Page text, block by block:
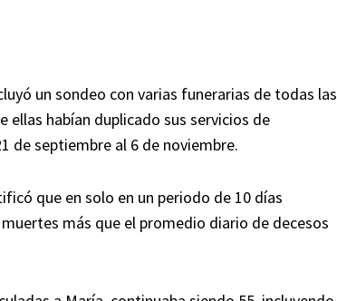
un sondeo con varias funerarias de todas las
ellas habían duplicado sus servicios de
de septiembre al 6 de noviembre.
que en solo en un periodo de 10 días
más que el promedio diario de decesos